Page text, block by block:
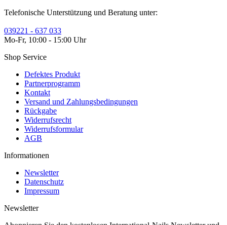
Telefonische Unterstützung und Beratung unter:
039221 - 637 033
Mo-Fr, 10:00 - 15:00 Uhr
Shop Service
Defektes Produkt
Partnerprogramm
Kontakt
Versand und Zahlungsbedingungen
Rückgabe
Widerrufsrecht
Widerrufsformular
AGB
Informationen
Newsletter
Datenschutz
Impressum
Newsletter